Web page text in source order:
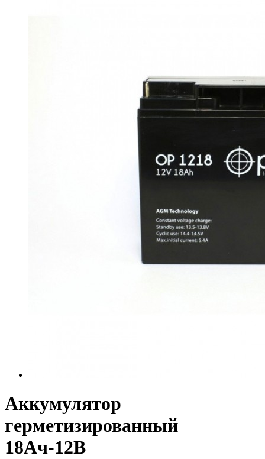
Аккумулятор
герметизированный
18Ач-12В